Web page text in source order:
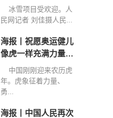
旅游收入2891.98亿
元
冰雪项目受欢迎。人
民网记者 刘佳摄人民...
海报丨祝愿奥运健儿
像虎一样充满力量、
创造佳绩
中国刚刚迎来农历虎
年。虎象征着力量、
勇...
海报丨中国人民再次